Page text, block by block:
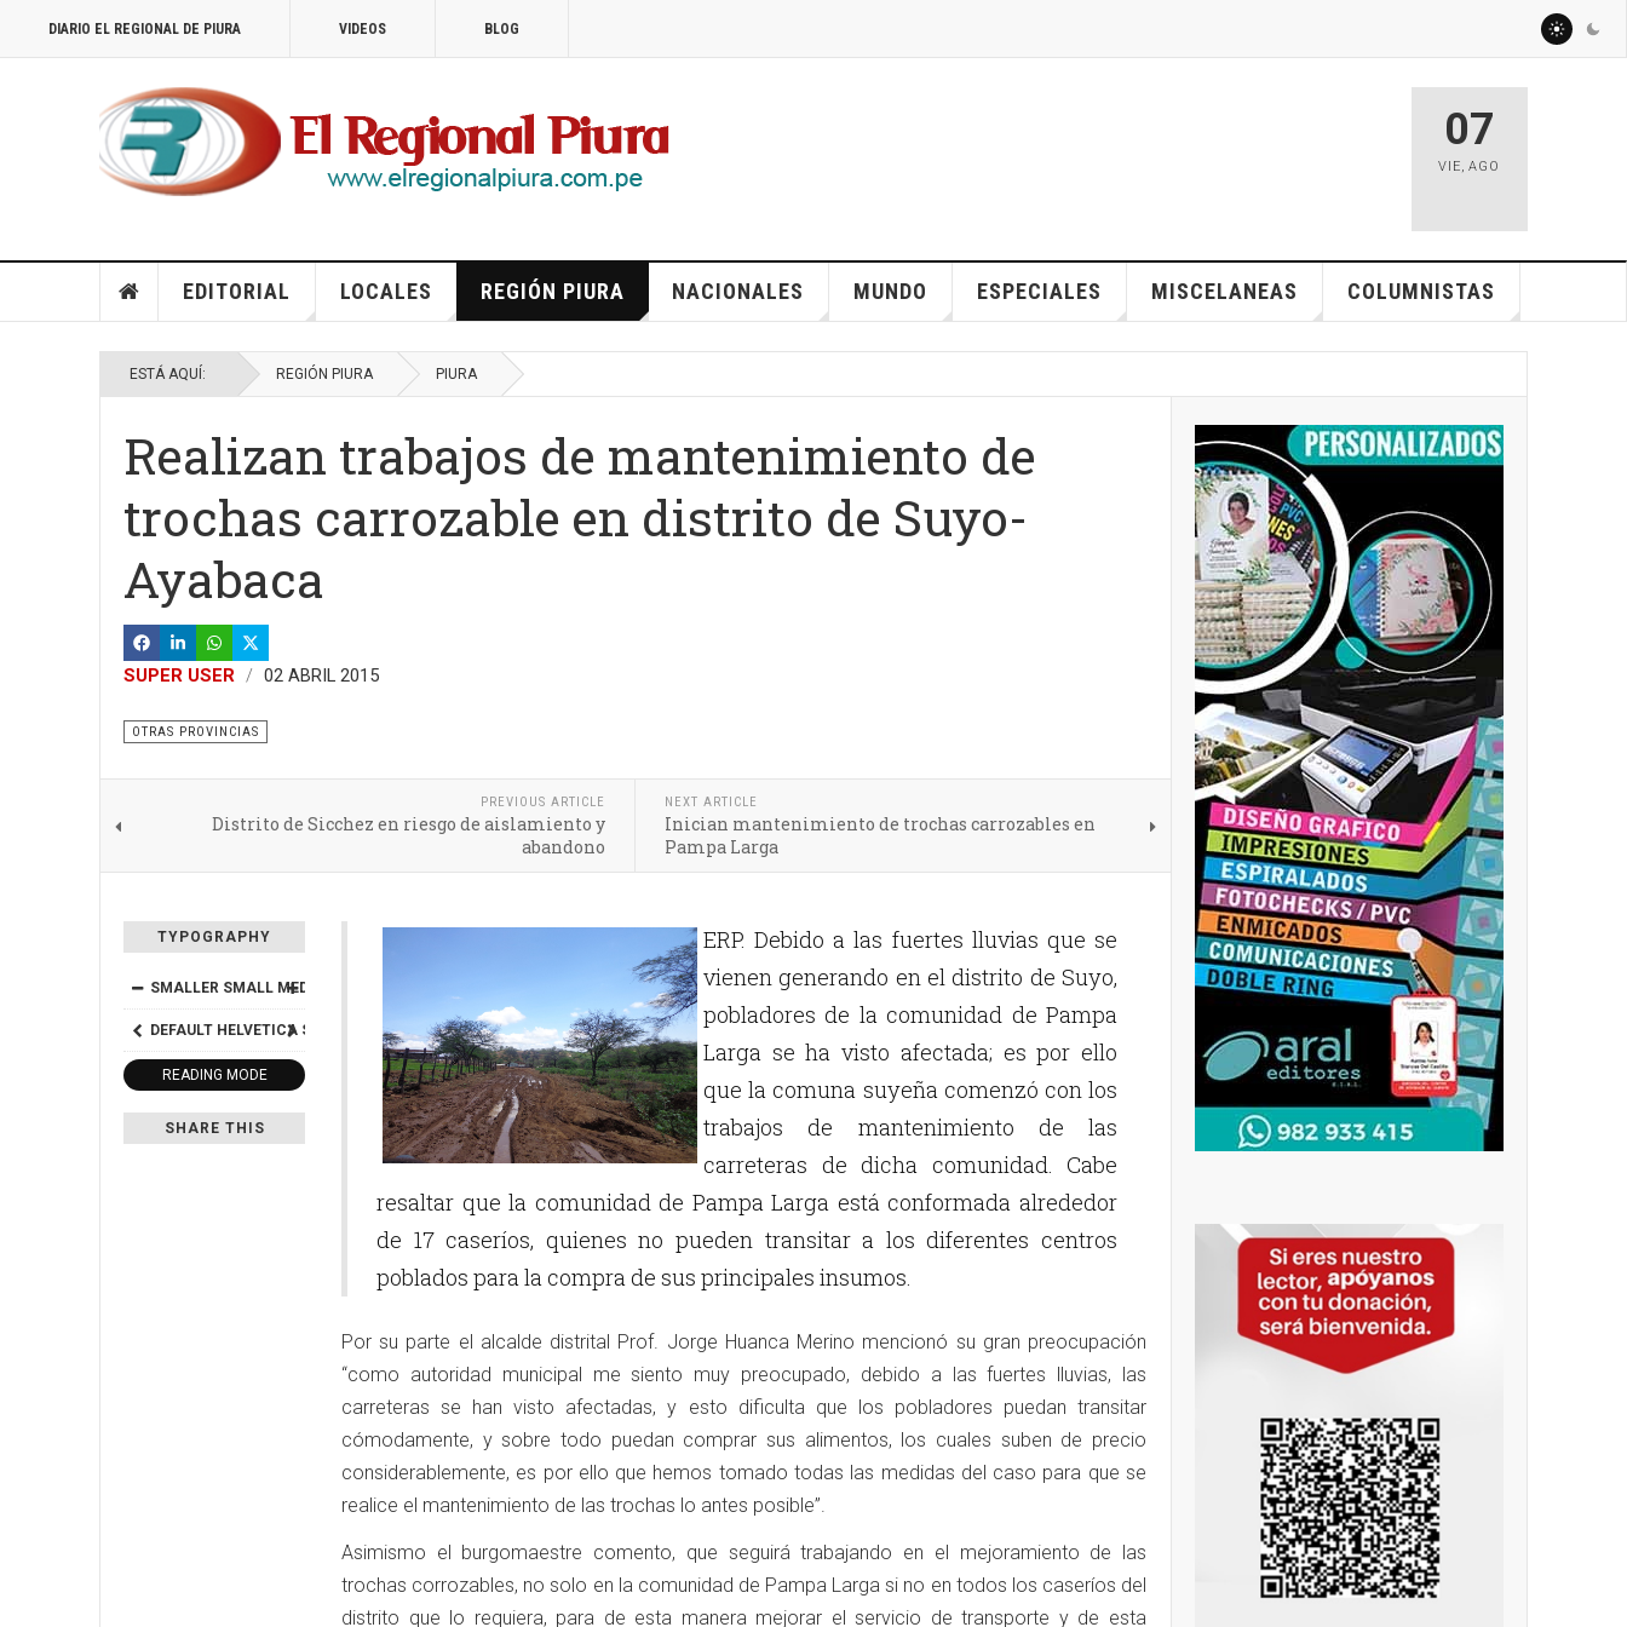
DIARIO EL REGIONAL DE PIURA VIDEOS BLOG
07
VIE,AGO
EDITORIAL LOCALES REGIÓN PIURA NACIONALES MUNDO ESPECIALES MISCELANEAS COLUMNISTAS
ESTÁ AQUÍ: REGIÓN PIURA PIURA
Realizan trabajos de mantenimiento de
trochas carrozable en distrito de Suyo-
Ayabaca
SUPER USER 02 ABRIL 2015
OTRAS PROVINCIAS
PREVIOUS ARTICLE
Distrito de Sicchez en riesgo de aislamiento y
abandono
NEXT ARTICLE
Inician mantenimiento de trochas carrozables en
Pampa Larga
TYPOGRAPHY
SMALLER SMALL MEDIUM
DEFAULT HELVETICA SEGOE GEORGIA TIMES
READING MODE
SHARE THIS
ERP. Debido a las fuertes lluvias que se
vienen generando en el distrito de Suyo,
pobladores de la comunidad de Pampa
Larga se ha visto afectada; es por ello
que la comuna suyeña comenzó con los
trabajos de mantenimiento de las
carreteras de dicha comunidad. Cabe
resaltar que la comunidad de Pampa Larga está conformada alrededor
de 17 caseríos, quienes no pueden transitar a los diferentes centros
poblados para la compra de sus principales insumos.
Por su parte el alcalde distrital Prof. Jorge Huanca Merino mencionó su gran preocupación
“como autoridad municipal me siento muy preocupado, debido a las fuertes lluvias, las
carreteras se han visto afectadas, y esto dificulta que los pobladores puedan transitar
cómodamente, y sobre todo puedan comprar sus alimentos, los cuales suben de precio
considerablemente, es por ello que hemos tomado todas las medidas del caso para que se
realice el mantenimiento de las trochas lo antes posible”.
Asimismo el burgomaestre comento, que seguirá trabajando en el mejoramiento de las
trochas corrozables, no solo en la comunidad de Pampa Larga si no en todos los caseríos del
distrito que lo requiera, para de esta manera mejorar el servicio de transporte y de esta